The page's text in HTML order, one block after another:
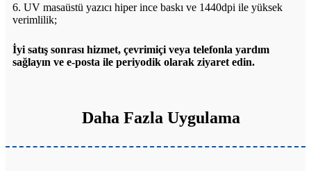
6. UV masaüstü yazıcı hiper ince baskı ve 1440dpi ile yüksek
verimlilik;
İyi satış sonrası hizmet, çevrimiçi veya telefonla yardım
sağlayın ve e-posta ile periyodik olarak ziyaret edin.
Daha Fazla Uygulama